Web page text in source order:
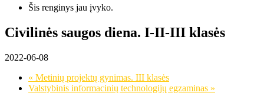
Šis renginys jau įvyko.
Civilinės saugos diena. I-II-III klasės
2022-06-08
« Metinių projektų gynimas. III klasės
Valstybinis informacinių technologijų egzaminas »